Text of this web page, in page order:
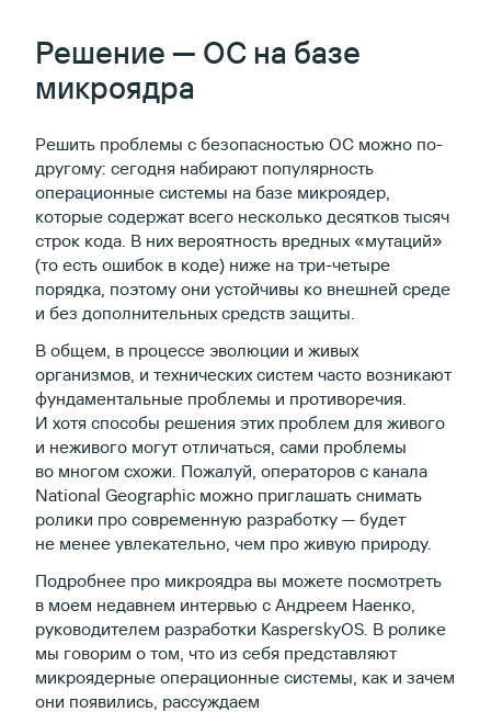
Решение — ОС на базе
микроядра
Решить проблемы с безопасностью ОС можно по-
другому: сегодня набирают популярность
операционные системы на базе микроядер,
которые содержат всего несколько десятков тысяч
строк кода. В них вероятность вредных «мутаций»
(то есть ошибок в коде) ниже на три-четыре
порядка, поэтому они устойчивы ко внешней среде
и без дополнительных средств защиты.
В общем, в процессе эволюции и живых
организмов, и технических систем часто возникают
фундаментальные проблемы и противоречия.
И хотя способы решения этих проблем для живого
и неживого могут отличаться, сами проблемы
во многом схожи. Пожалуй, операторов с канала
National Geographic можно приглашать снимать
ролики про современную разработку — будет
не менее увлекательно, чем про живую природу.
Подробнее про микроядра вы можете посмотреть
в моем недавнем интервью с Андреем Наенко,
руководителем разработки KasperskyOS. В ролике
мы говорим о том, что из себя представляют
микроядерные операционные системы, как и зачем
они появились, рассуждаем